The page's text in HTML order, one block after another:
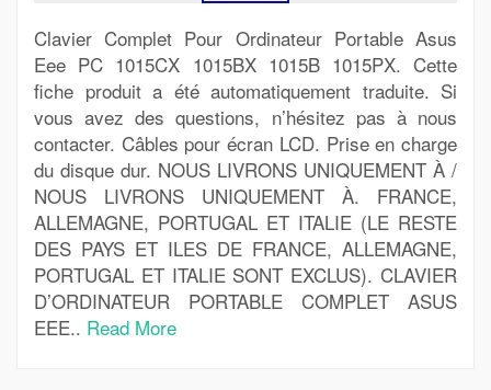
Clavier Complet Pour Ordinateur Portable Asus
Eee PC 1015CX 1015BX 1015B 1015PX. Cette
fiche produit a été automatiquement traduite. Si
vous avez des questions, n’hésitez pas à nous
contacter. Câbles pour écran LCD. Prise en charge
du disque dur. NOUS LIVRONS UNIQUEMENT À /
NOUS LIVRONS UNIQUEMENT À. FRANCE,
ALLEMAGNE, PORTUGAL ET ITALIE (LE RESTE
DES PAYS ET ILES DE FRANCE, ALLEMAGNE,
PORTUGAL ET ITALIE SONT EXCLUS). CLAVIER
D’ORDINATEUR PORTABLE COMPLET ASUS
EEE.. Read More